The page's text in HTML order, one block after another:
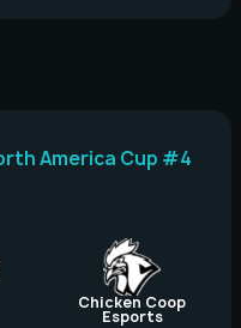
Chicken Coop
Esports